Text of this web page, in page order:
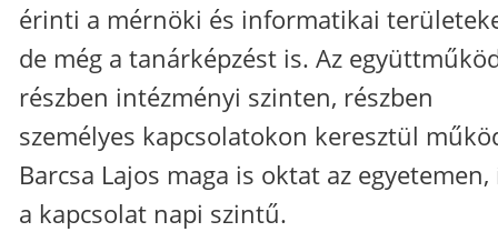
érinti a mérnöki és informatikai
de még a tanárképzést is. Az
részben intézményi szinten, részben
személyes kapcsolatokon keresztül
Barcsa Lajos maga is oktat az egyetemen,
a kapcsolat napi szintű.